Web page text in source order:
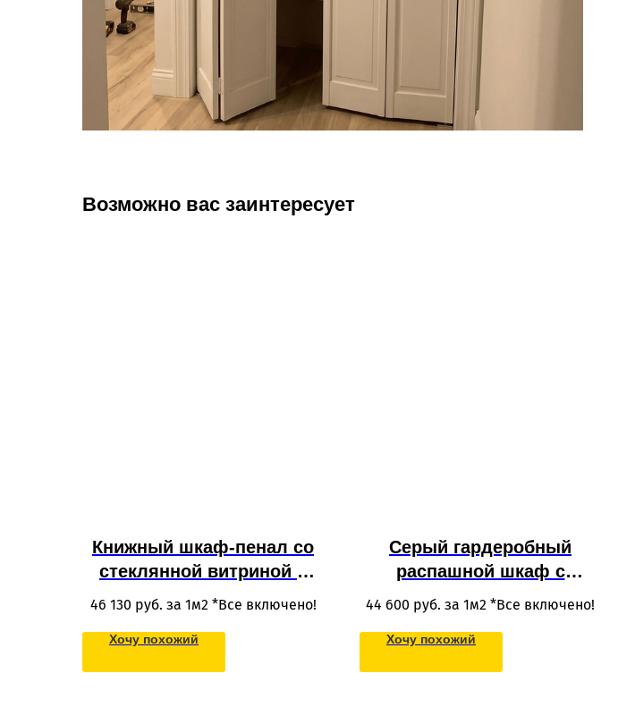
Возможно вас заинтересует
Книжный шкаф-пенал со
стеклянной витриной с
ящиками и полками из
МДФ в потолок для
гостиной и спальни
46 130 руб. за 1м2 *Все включено!
Хочу похожий
Серый гардеробный
распашной шкаф с
антресолью и ящиками из
МДФ для одежды в
потолок в современном
стиле
44 600 руб. за 1м2 *Все включено!
Хочу похожий